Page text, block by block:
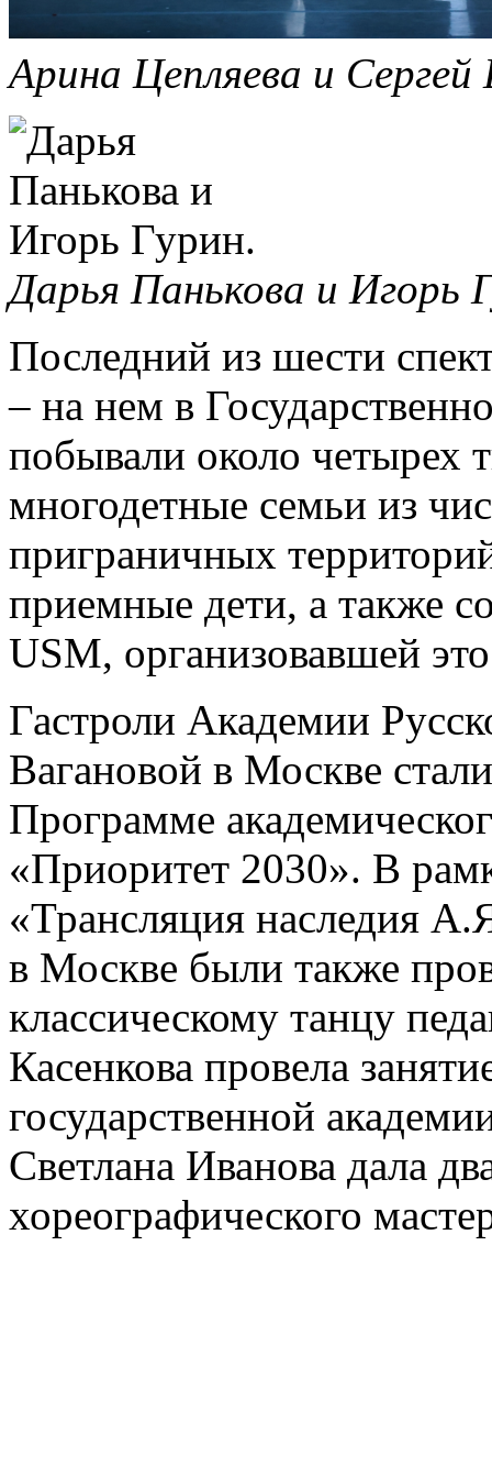
Арина Цепляева и
Дарья Панькова и Игорь
Последний из шести
– на нем в
побывали около четырех
многодетные семьи из
приграничных
приемные дети, а также
USM, организовавшей
Гастроли Академии
Вагановой в Москве
Программе
«Приоритет 2030». В
«Трансляция наследия
в Москве были также
классическому танцу
Касенкова провела
государственной
Светлана Иванова дала
хореографического